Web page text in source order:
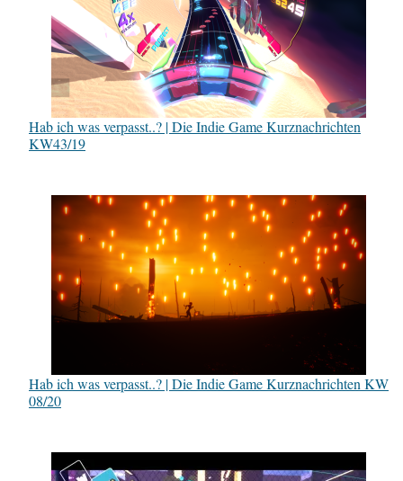
Hab ich was verpasst..? | Die Indie Game Kurznachrichten
KW43/19
Hab ich was verpasst..? | Die Indie Game Kurznachrichten KW
08/20